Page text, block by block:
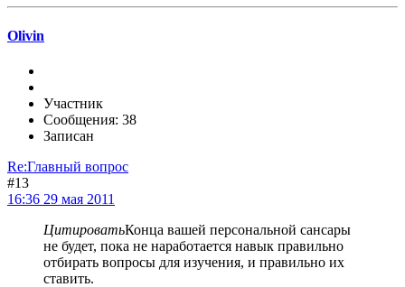
Olivin
Участник
Сообщения: 38
Записан
Re:Главный вопрос
#13
16:36 29 мая 2011
ЦитироватьКонца вашей персональной сансары
не будет, пока не наработается навык правильно
отбирать вопросы для изучения, и правильно их
ставить.